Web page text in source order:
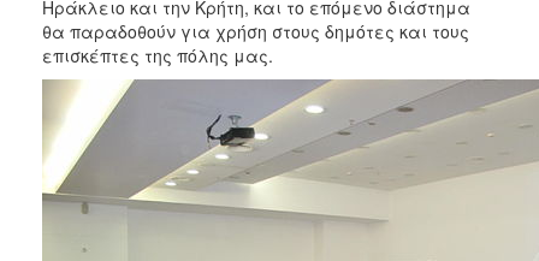
Ηράκλειο και την Κρήτη, και το επόμενο διάστημα
θα παραδοθούν για χρήση στους δημότες και τους
επισκέπτες της πόλης μας.